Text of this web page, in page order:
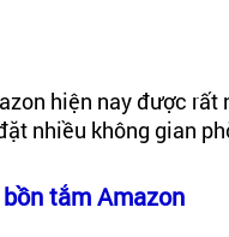
hiện nay được rất
nhiều không gian
tắm Amazon